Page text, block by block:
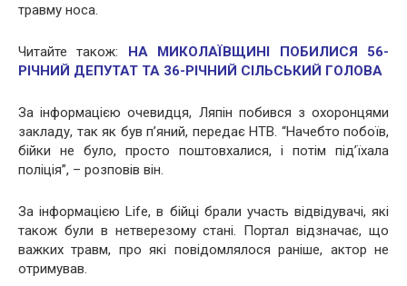
травму носа.
Читайте також: НА МИКОЛАЇВЩИНІ ПОБИЛИСЯ 56-
РІЧНИЙ ДЕПУТАТ ТА 36-РІЧНИЙ СІЛЬСЬКИЙ ГОЛОВА
За інформацією очевидця, Ляпін побився з охоронцями
закладу, так як був п’яний, передає НТВ. “Начебто побоїв,
бійки не було, просто поштовхалися, і потім під’їхала
поліція”, – розповів він.
За інформацією Life, в бійці брали участь відвідувачі, які
також були в нетверезому стані. Портал відзначає, що
важких травм, про які повідомлялося раніше, актор не
отримував.